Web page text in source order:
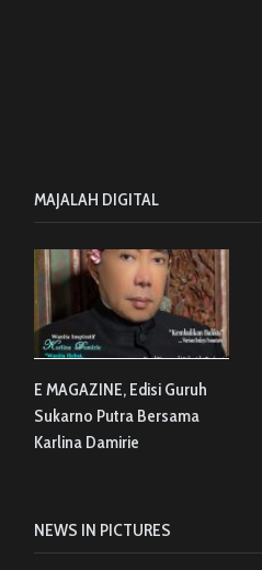
MAJALAH DIGITAL
E MAGAZINE, Edisi Guruh
Sukarno Putra Bersama
Karlina Damirie
NEWS IN PICTURES